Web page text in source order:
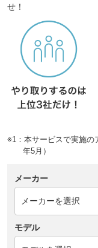
せ！
※1：本サービスで実施の
年5月）
メーカー
モデル